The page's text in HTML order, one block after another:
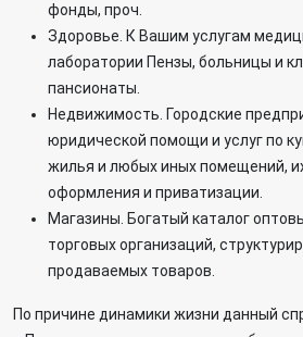
фонды, проч.
Здоровье. К Вашим услугам
лаборатории Пензы, больницы и
пансионаты.
Недвижимость. Городские
юридической помощи и услуг по
жилья и любых иных помещений,
оформления и приватизации.
Магазины. Богатый каталог
торговых организаций,
продаваемых товаров.
По причине динамики жизни данный